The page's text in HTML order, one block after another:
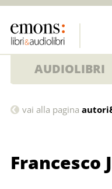
AUDIOLIBRI
Francesco
vai alla pagina
Francesco